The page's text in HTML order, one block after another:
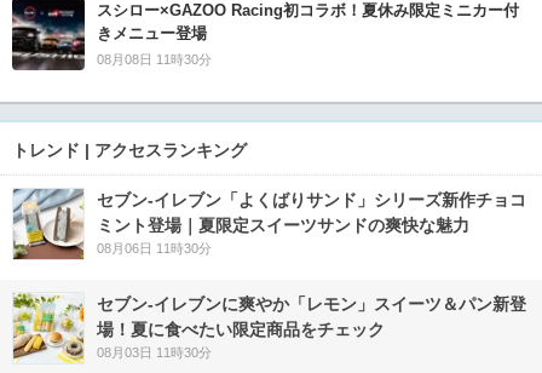
スシロー×GAZOO Racing初コラボ！夏休み限定ミニカー付
きメニュー登場
08月08日 11時30分
トレンド | アクセスランキング
セブン‐イレブン「よくばりサンド」シリーズ新作チョコ
ミント登場｜夏限定スイーツサンドの爽快な魅力
08月06日 11時30分
セブン‐イレブンに爽やか「レモン」スイーツ＆パン新登
場！夏に食べたい限定商品をチェック
08月03日 11時30分